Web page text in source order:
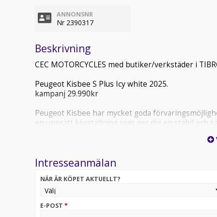
ANNONSNR
Nr 2390317
Beskrivning
CEC MOTORCYCLES med butiker/verkstäder i
Peugeot Kisbee S Plus Icy white 2025.
kampanj 29.990kr
Peugeot Kisbee har mycket goda
en upprätt körställning som ger dig en stabil och
Bra finansieringslösning med räntefri avbetalning
OBS! För att säkerställa att fordonet på bilden ej
butiken i Tibro.
Intresseanmälan
NÄR ÄR KÖPET AKTUELLT?
E-POST *